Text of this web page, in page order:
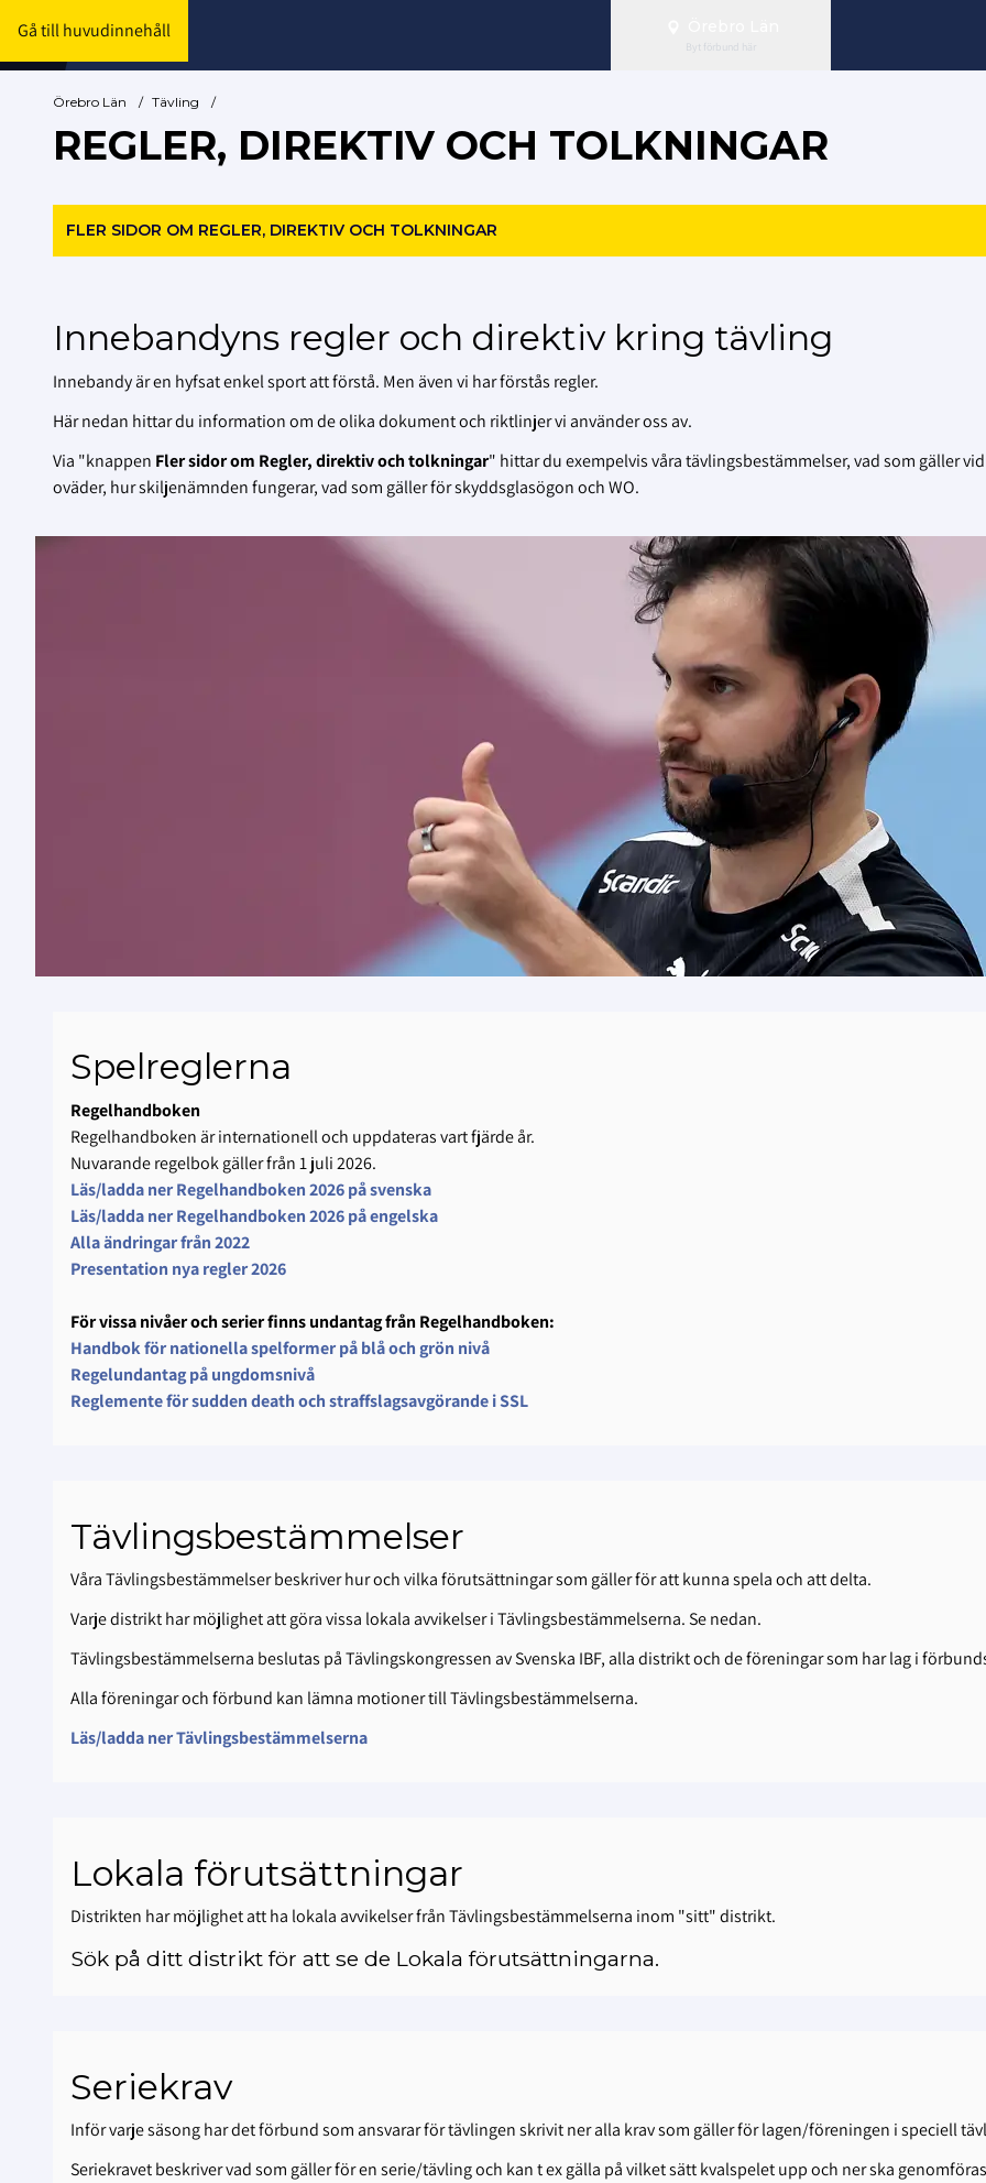
Gå till huvudinnehåll
Byt förbund här
Örebro Län / Tävling /
REGLER, DIREKTIV OCH TOLKNINGAR
FLER SIDOR OM REGLER, DIREKTIV OCH TOLKNINGAR
Innebandyns regler och direktiv kring tävling
Innebandy är en hyfsat enkel sport att förstå. Men även vi har förstås regler.
Här nedan hittar du information om de olika dokument och riktlinjer vi använder oss av.
Via "knappen Fler sidor om Regler, direktiv och tolkningar" hittar duexempelvis våra tävlingsbestämmelser, vad som gäller vid
oväder, hur skiljenämnden fungerar, vad som gäller för skyddsglasögon och WO.
Spelreglerna
Regelhandboken
Regelhandboken är internationell och uppdateras vart fjärde år.
Nuvarande regelbok gäller från 1 juli 2026.
Läs/ladda ner Regelhandboken 2026 på svenska
Läs/ladda ner Regelhandboken 2026 på engelska
Alla ändringar från 2022
Presentation nya regler 2026
För vissa nivåer och serier finns undantag från Regelhandboken:
Handbok för nationella spelformer på blå och grön nivå
Regelundantag på ungdomsnivå
Reglemente för sudden death och straffslagsavgörande i SSL
Tävlingsbestämmelser
Våra Tävlingsbestämmelser beskriver hur och vilka förutsättningar som gäller för att kunna spela och att delta.
Varje distrikt har möjlighet att göra vissa lokala avvikelser i Tävlingsbestämmelserna. Se nedan.
Tävlingsbestämmelserna beslutas på Tävlingskongressen av Svenska IBF, alla distrikt och de föreningar som har lag i
Alla föreningar och förbund kan lämna motioner till Tävlingsbestämmelserna.
Läs/ladda ner Tävlingsbestämmelserna
Lokala förutsättningar
Distrikten har möjlighet att ha lokala avvikelser från Tävlingsbestämmelserna inom "sitt" distrikt.
Sök på ditt distrikt för att se de Lokala förutsättningarna.
Seriekrav
Inför varje säsong har det förbund som ansvarar för tävlingen skrivit ner alla krav som gäller för lagen/föreningen i speciell
Seriekravet beskriver vad som gäller för en serie/tävling och kan t ex gälla på vilket sätt kvalspelet upp och ner ska